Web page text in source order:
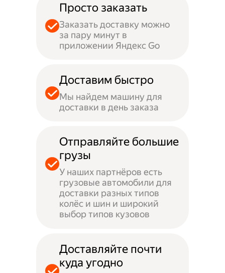
Просто заказать
Заказать доставку можно
за пару минут в
приложении Яндекс Go
Доставим быстро
Мы найдем машину для
доставки в день заказа
Отправляйте большие
грузы
У наших партнёров есть
грузовые автомобили для
доставки разных типов
колёс и шин и широкий
выбор типов кузовов
Доставляйте почти
куда угодно